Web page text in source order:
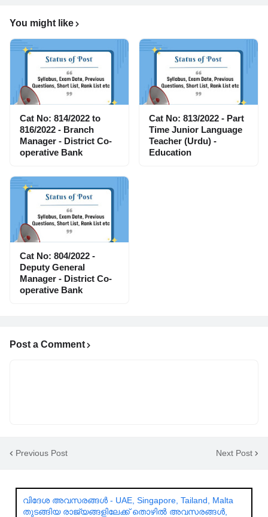
You might like
Cat No: 814/2022 to
816/2022 - Branch
Manager - District Co-
operative Bank
Cat No: 813/2022 - Part
Time Junior Language
Teacher (Urdu) -
Education
Cat No: 804/2022 -
Deputy General
Manager - District Co-
operative Bank
Post a Comment
Previous Post Next Post
വിദേശ അവസരങ്ങൾ - UAE, Singapore, Tailand, Malta
തുടങ്ങിയ രാജ്യങ്ങളിലേക്ക് തൊഴിൽ അവസരങ്ങൾ,